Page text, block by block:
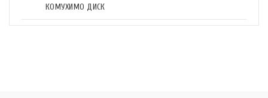
КОМУХИМО ДИСК